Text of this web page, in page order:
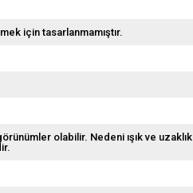
için tasarlanmamıştır.
olabilir. Nedeni ışık ve uzaklık